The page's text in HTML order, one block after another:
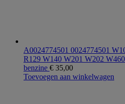
A0024774501 0024774501
R129 W140 W201 W202
benzine € 35,00
Toevoegen aan winkelwagen